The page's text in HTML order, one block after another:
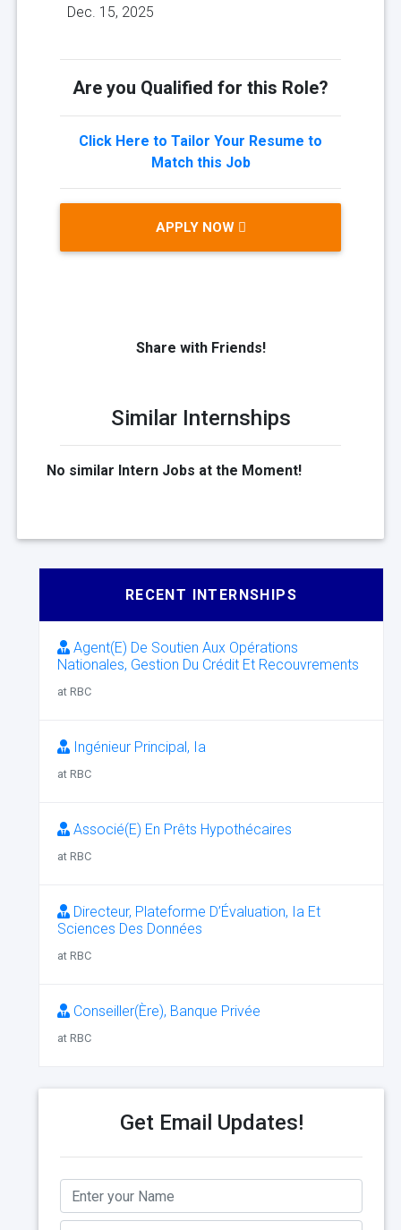
Dec. 15, 2025
Are you Qualified for this Role?
Click Here to Tailor Your Resume to
Match this Job
APPLY NOW
Share with Friends!
Similar Internships
No similar Intern Jobs at the Moment!
RECENT INTERNSHIPS
Agent(E) De Soutien Aux Opérations
Nationales, Gestion Du Crédit Et Recouvrements
at RBC
Ingénieur Principal, Ia
at RBC
Associé(E) En Prêts Hypothécaires
at RBC
Directeur, Plateforme D’Évaluation, Ia Et
Sciences Des Données
at RBC
Conseiller(Ère), Banque Privée
at RBC
Get Email Updates!